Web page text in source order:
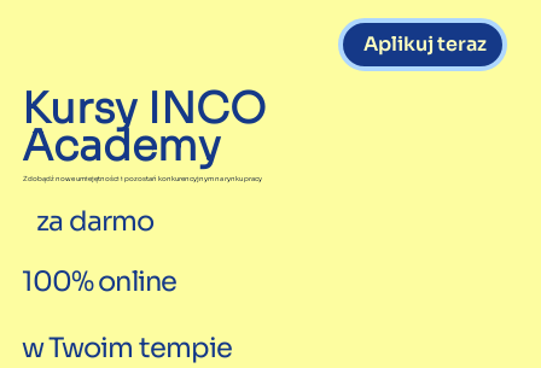
Aplikuj teraz
Kursy INCO
Academy
Zdobądź nowe umiejętności i pozostań konkurencyjnym na rynku pracy
za darmo
100% online
w Twoim tempie